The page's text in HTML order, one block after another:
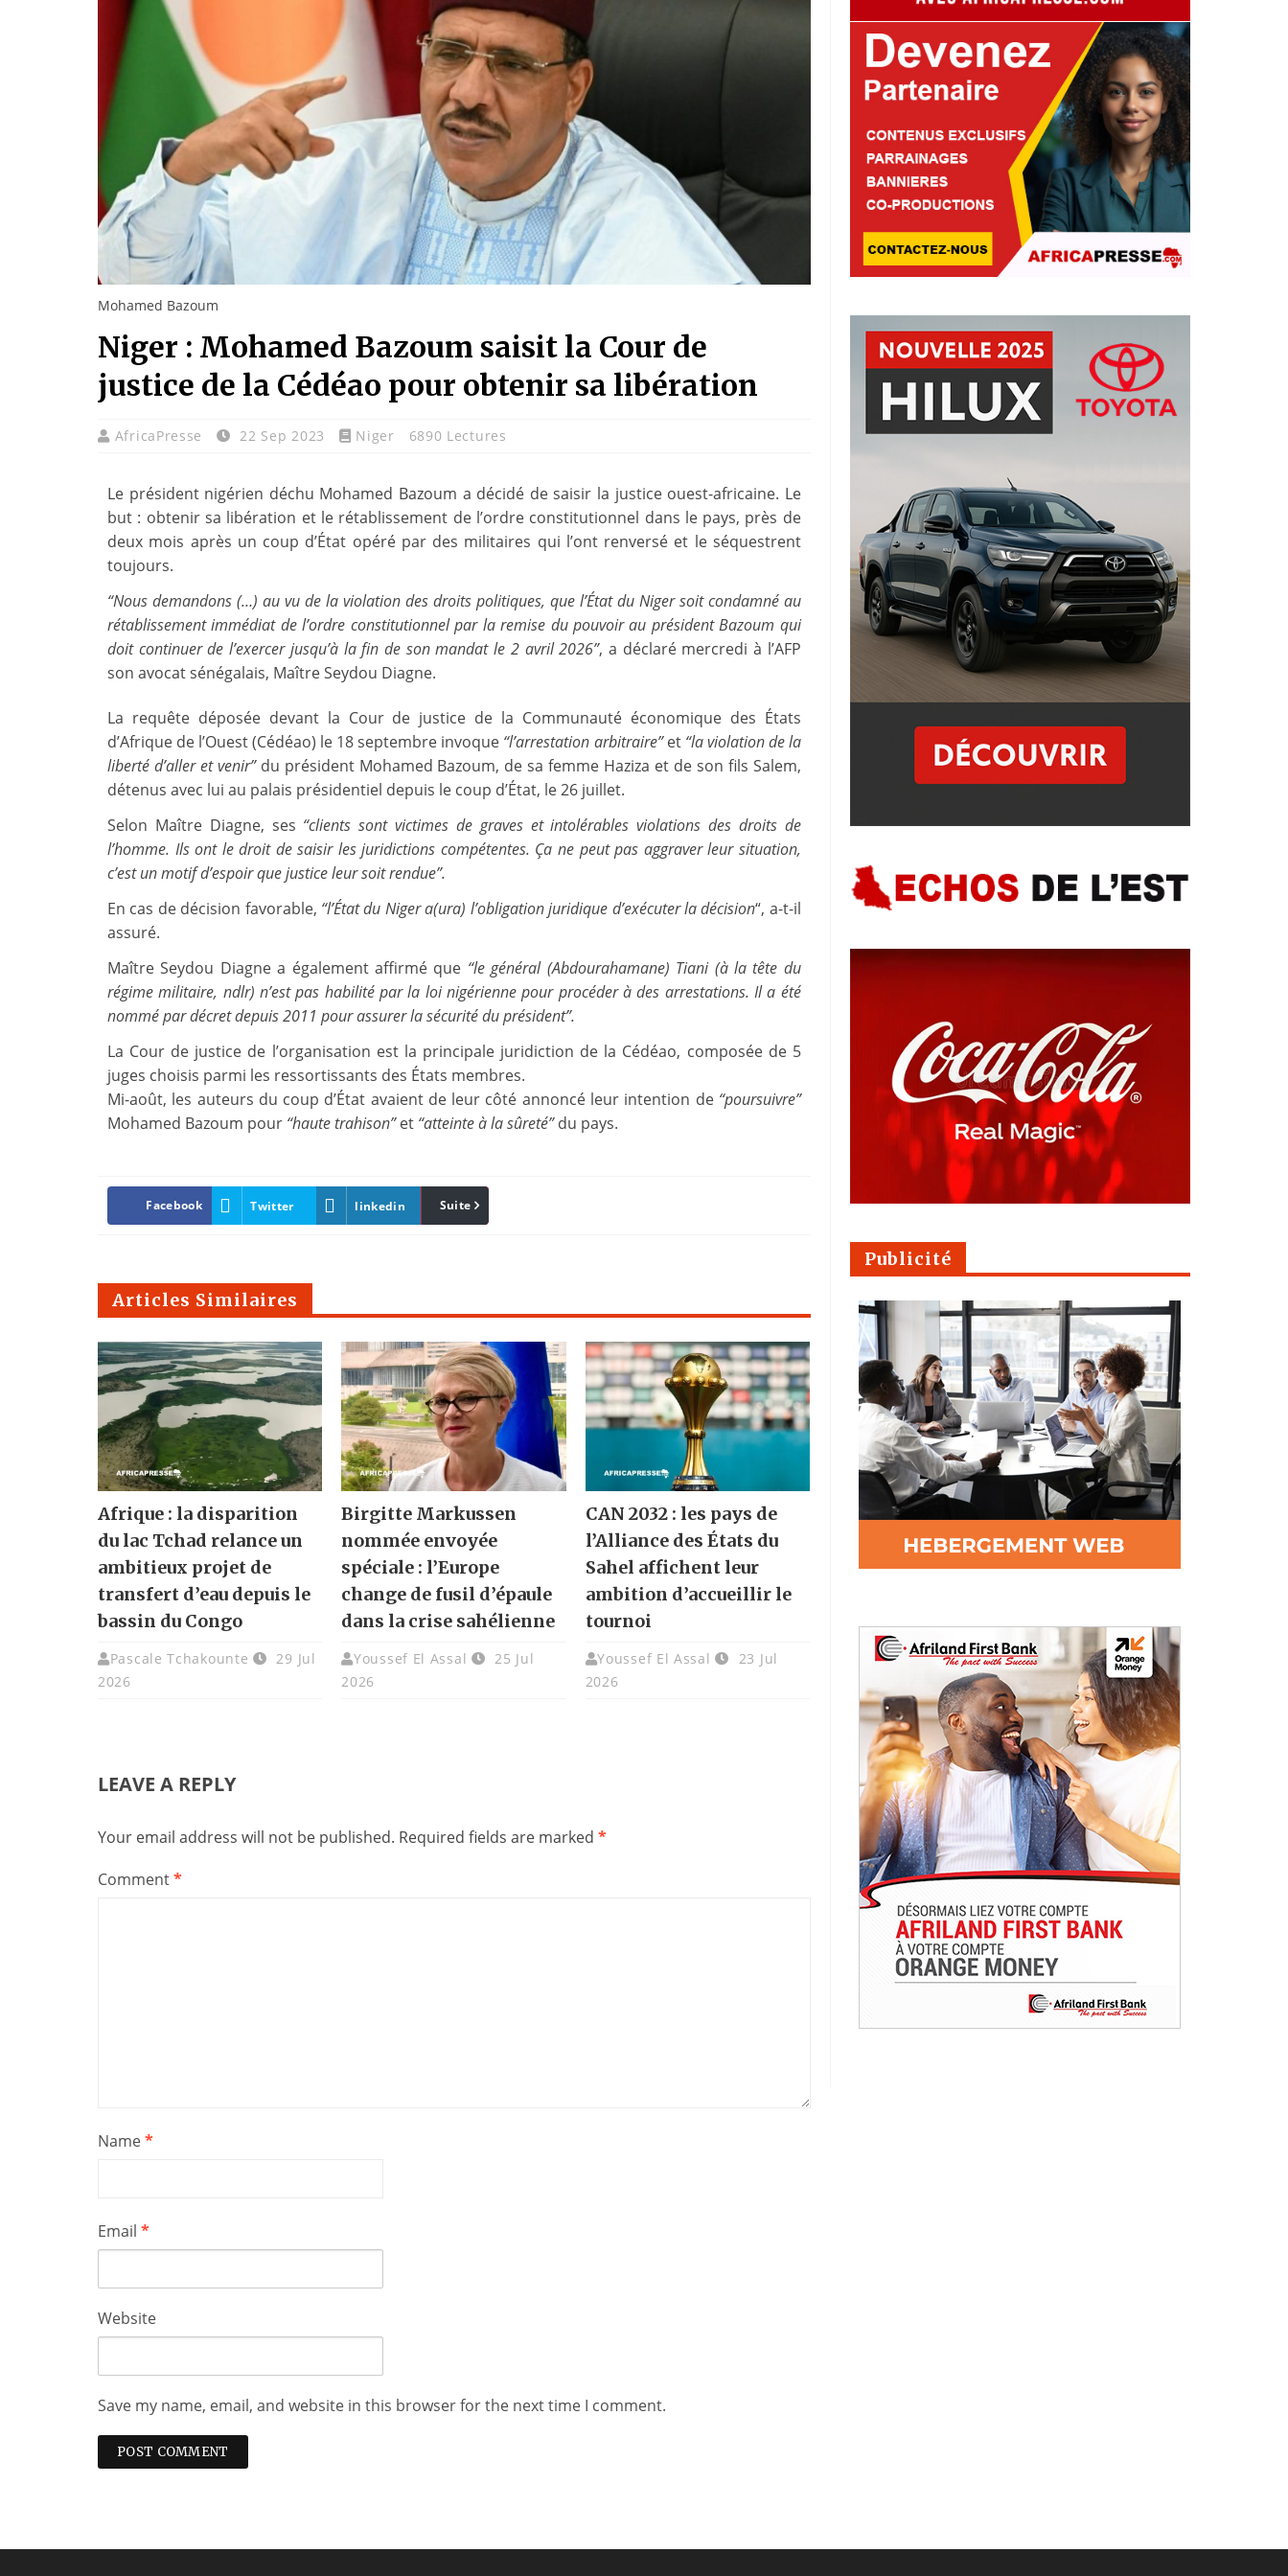
Mohamed Bazoum
Niger : Mohamed Bazoum saisit la Cour de
justice de la Cédéao pour obtenir sa libération
AfricaPresse 22 Sep 2023 Niger 6890 Lectures
Le président nigérien déchu Mohamed Bazoum a décidé de saisir la justice ouest-africaine. Le
but : obtenir sa libération et le rétablissement de l’ordre constitutionnel dans le pays, près de
deux mois après un coup d’État opéré par des militaires qui l’ont renversé et le séquestrent
toujours.
“Nous demandons (…) au vu de la violation des droits politiques, que l’État du Niger soit condamné au
rétablissement immédiat de l’ordre constitutionnel par la remise du pouvoir au président Bazoum qui
doit continuer de l’exercer jusqu’à la fin de son mandat le 2 avril 2026”, a déclaré mercredi à l’AFP
son avocat sénégalais, Maître Seydou Diagne.
La requête déposée devant la Cour de justice de la Communauté économique des États
d’Afrique de l’Ouest (Cédéao) le 18 septembre invoque “l’arrestation arbitraire”et “la violation de la
liberté d’aller et venir”du président Mohamed Bazoum, de sa femme Haziza et de son fils Salem,
détenus avec lui au palais présidentiel depuis le coup d’État, le 26 juillet.
Selon Maître Diagne, ses “clients sont victimes de graves et intolérables violations des droits de
l’homme. Ils ont le droit de saisir les juridictions compétentes. Ça ne peut pas aggraver leur situation,
c’est un motif d’espoir que justice leur soit rendue”.
En cas de décision favorable, “l’État du Niger a(ura) l’obligation juridique d’exécuter la décision“, a-t-il
assuré.
Maître Seydou Diagne a également affirmé que “le général (Abdourahamane) Tiani (à la tête du
régime militaire, ndlr) n’est pas habilité par la loi nigérienne pour procéder à des arrestations. Il a été
nommé par décret depuis 2011 pour assurer la sécurité du président”.
La Cour de justice de l’organisation est la principale juridiction de la Cédéao, composée de 5
juges choisis parmi les ressortissants des États membres.
Mi-août, les auteurs du coup d’État avaient de leur côté annoncé leur intention de “poursuivre”
Mohamed Bazoum pour “haute trahison”et “atteinte à la sûreté”du pays.
Facebook Twitter linkedin Pinterest
Suite
Articles Similaires
Afrique : la disparition
du lac Tchad relance un
ambitieux projet de
transfert d’eau depuis le
bassin du Congo
Pascale Tchakounte
29 Jul
2026
Birgitte Markussen
nommée envoyée
spéciale : l’Europe
change de fusil d’épaule
dans la crise sahélienne
Youssef El Assal
25 Jul
2026
CAN 2032 : les pays de
l’Alliance des États du
Sahel affichent leur
ambition d’accueillir le
tournoi
Youssef El Assal
23 Jul
2026
LEAVE A REPLY
Your email address will not be published. Required fields are marked *
Comment*
Name*
Email *
Website
Save my name, email, and website in this browser for the next time I comment.
Publicité